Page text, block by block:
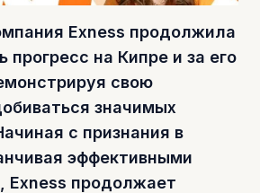
Exness продолжила
прогресс на Кипре и за его
свою
значимых
с признания в
эффективными
Exness продолжает